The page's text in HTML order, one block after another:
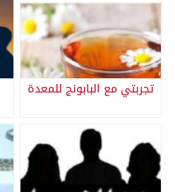
تجربتي مع البابونج للمعدة